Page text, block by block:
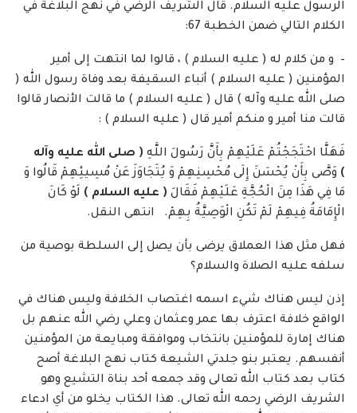
الرسول عليه السلام. قال الشريف الرضي في نهج البلاغة في
الكلام التالي ضمن الخطبة 67:
– و من كلام له ( عليه السلام ) ، قالوا لما انتهت إلى أمير
المؤمنين ( عليه السلام ) أنباء السقيفة بعد وفاة رسول الله (
صلى الله عليه وآله ) قال ( عليه السلام ) ما قالت الأنصار قالوا
قالت منا أمير و منكم أمير قال ( عليه السلام ) :
فَهَلَّا احْتَجَجْتُمْ عَلَيْهِمْ بِأَنَّ رَسُولَ اللَّهِ ( صلى الله عليه وآله
) وَصَّى بِأَنْ يُحْسَنَ إِلَى مُحْسِنِهِمْ وَ يُتَجَاوَزَ عَنْ مُسِيئِهِمْ قَالُوا وَ
مَا فِي هَذَا مِنَ الْحُجَّةِ عَلَيْهِمْ فَقَالَ ( عليه السلام ) لَوْ كَانَ
الْإِمَامَةُ فِيهِمْ لَمْ تَكُنِ الْوَصِيَّةُ بِهِمْ. انتهى النقل.
فهل مثل هذا العملاق يرضى بأن يصل إلى السلطة بوصية من
سلفه عليه الصلاة والسلام؟
إذن ليس هناك شيء اسمه اغتصاب الخلافة وليس هناك في
الواقع خلافة اعترف بها عمر وعثمان وعلي رضي الله عنهم بل
هناك إمارة للمؤمنين بانتخاب وموافقة ومبايعة من المؤمنين
أنفسهم. يعتبر بنو جلدتي الشيعة كتاب نهج البلاغة أصح
كتاب بعد كتاب الله تعالى وقد جمعه أحد بناة التشيع وهو
الشريف الرضي رحمه الله تعالى. هذا الكتاب يخلو من أي ادعاء